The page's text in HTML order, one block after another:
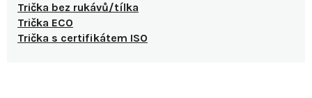
Trička bez rukávů/tílka
Trička ECO
Trička s certifikátem ISO